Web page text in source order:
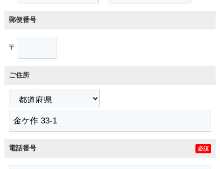
郵便番号
〒
ご住所
電話番号 必須